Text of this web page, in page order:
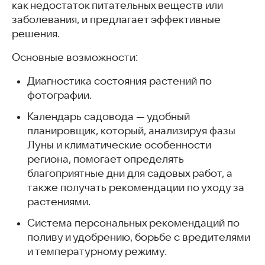
как недостаток питательных веществ или
заболевания, и предлагает эффективные
решения.
Основные возможности:
Диагностика состояния растений по
фотографии.
Календарь садовода — удобный
планировщик, который, анализируя фазы
Луны и климатические особенности
региона, помогает определять
благоприятные дни для садовых работ, а
также получать рекомендации по уходу за
растениями.
Система персональных рекомендаций по
поливу и удобрению, борьбе с вредителями
и температурному режиму.